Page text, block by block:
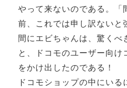
やって来ないのである。「
前、これでは申し訳ないと
間にエビちゃんは、驚くべ
と、ドコモのユーザー向
をかけ出したのである！
ドコモショップの中にい